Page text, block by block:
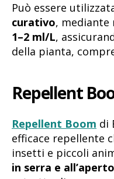
Può essere
curativo, mediante
1–2 ml/L,
della pianta,
Repellent
Repellent Boom di
efficace repellente
insetti e piccoli
in serra e all’aperto